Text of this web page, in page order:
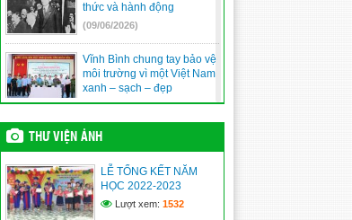
thức và hành động
(09/06/2026)
Vĩnh Bình chung tay bảo vệ
môi trường vì một Việt Nam
xanh – sạch – đẹp
(09/06/2026)
An Giang triển lãm ảnh
“Nguyễn Tất Thành –
Nguyễn Ái Quốc – Hồ Chí
Minh”: Lan tỏa giá trị lịch sử
bằng chuyển đổi số
(09/06/2026)
THƯ VIỆN ẢNH
LỄ TỔNG KẾT NĂM
HỌC 2022-2023
Lượt xem: 1532